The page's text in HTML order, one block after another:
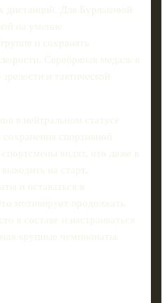
дистанций. Для Бурлаковой
на умение
и сохранять
Серебряная медаль в
и тактической
в нейтральном статусе
спортивной
видят, что даже в
на старт,
и оставаться в
мотивирует продолжать
в составе и настраиваться
крупные чемпионаты.